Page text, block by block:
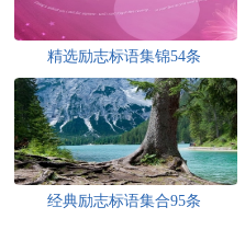
精选励志标语集锦54条
经典励志标语集合95条